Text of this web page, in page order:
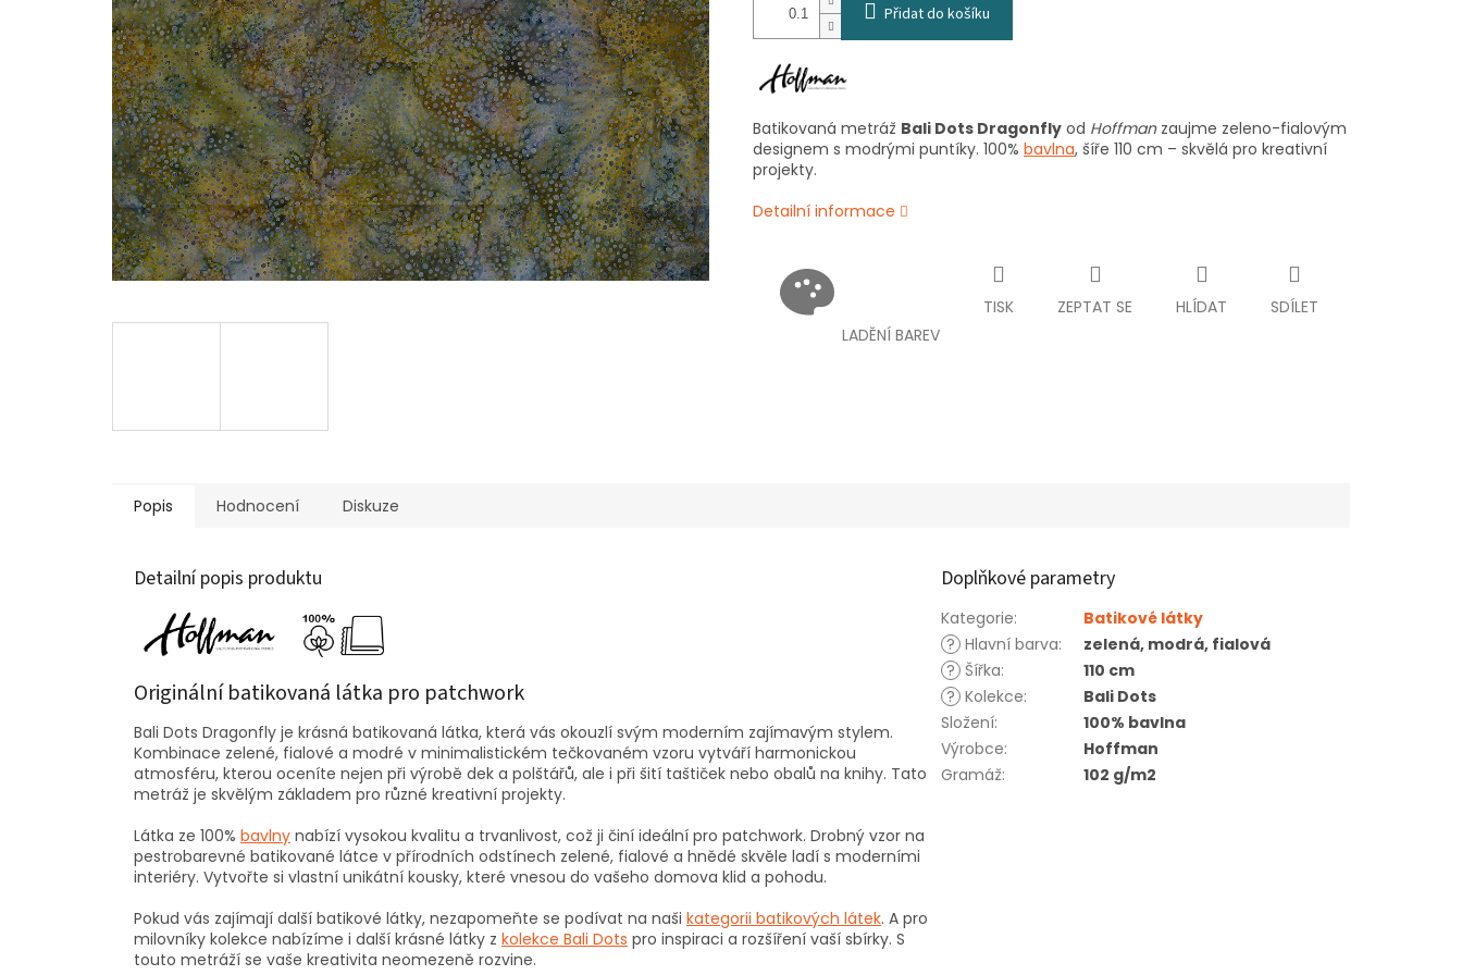
Přidat do košíku
Batikovaná metráž Bali Dots Dragonfly od Hoffmanzaujme zeleno-fialovým
designem s modrými puntíky. 100% bavlna, šíře 110 cm – skvělá pro kreativní
projekty.
Detailní informace
LADĚNÍ BAREV
TISK ZEPTAT SE HLÍDAT SDÍLET
Popis Hodnocení Diskuze
Detailní popis produktu
Originální batikovaná látka pro patchwork
Bali Dots Dragonfly je krásná batikovaná látka, která vás okouzlí svým moderním zajímavým stylem.
Kombinace zelené, fialové a modré v minimalistickém tečkovaném vzoru vytváří harmonickou
atmosféru, kterou oceníte nejen při výrobě dek a polštářů, ale i při šití taštiček nebo obalů na knihy. Tato
metráž je skvělým základem pro různé kreativní projekty.
Látka ze 100% bavlny nabízí vysokou kvalitu a trvanlivost, což ji činí ideální pro patchwork. Drobný vzor na
pestrobarevné batikované látce v přírodních odstínech zelené, fialové a hnědé skvěle ladí s moderními
interiéry. Vytvořte si vlastní unikátní kousky, které vnesou do vašeho domova klid a pohodu.
Pokud vás zajímají další batikové látky, nezapomeňte se podívat na naši kategorii batikových látek. A pro
milovníky kolekce nabízíme i další krásné látky z kolekce Bali Dots pro inspiraci a rozšíření vaší sbírky. S
touto metráží se vaše kreativita neomezeně rozvine.
Doplňkové parametry
Kategorie:
Batikové látky
? Hlavní barva:
zelená, modrá, fialová
? Šířka:
110 cm
? Kolekce:
Bali Dots
Složení:
100% bavlna
Výrobce:
Hoffman
Gramáž: 102 g/m2